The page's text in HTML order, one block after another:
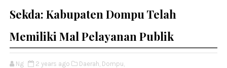
Sekda: Kabupaten Dompu Telah
Memiliki Mal Pelayanan Publik
Ng 2 years ago Daerah, Dompu,